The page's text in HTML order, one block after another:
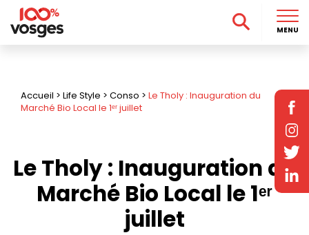
Accueil > Life Style > Conso > Le Tholy : Inauguration du
Marché Bio Local le 1ᵉʳ juillet
Le Tholy : Inauguration du
Marché Bio Local le 1ᵉʳ
juillet
MENU